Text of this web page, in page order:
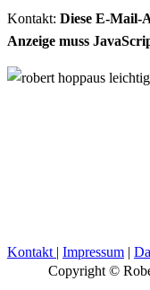
Kontakt: Diese E-Mail-
Anzeige muss
Kontakt | Impressum |
Copyright ©